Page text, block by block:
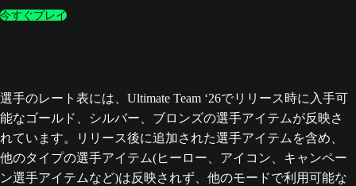
今すぐプレイ
選手のレート表には、Ultimate Team ‘26でリリース時に入手可
能なゴールド、シルバー、ブロンズの選手アイテムが反映さ
れています。リリース後に追加された選手アイテムを含め、
他のタイプの選手アイテム(ヒーロー、アイコン、キャンペー
ン選手アイテムなど)は反映されず、他のモードで利用可能な